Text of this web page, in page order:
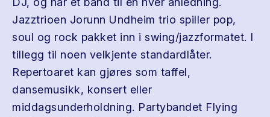
Jazztrioen Jorunn Undheim trio spiller pop,
soul og rock pakket inn i swing/jazzformatet. I
tillegg til noen velkjente standardlåter.
Repertoaret kan gjøres som taffel,
dansemusikk, konsert eller
middagsunderholdning. Partybandet Flying